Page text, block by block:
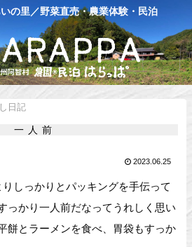
の里／野菜直売・農業体験・民泊
日記
一人前
2023.06.25
しっかりとパッキングを手伝って
っかり一人前だなってうれしく思い
餅とラーメンを食べ、胃袋もすっか